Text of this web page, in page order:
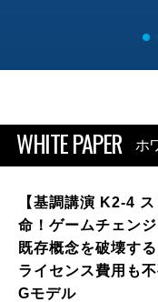
WHITE PAPER ホ
【基調講演 K2-4
命！ゲームチェン
既存概念を破壊す
ライセンス費用も
Gモデル